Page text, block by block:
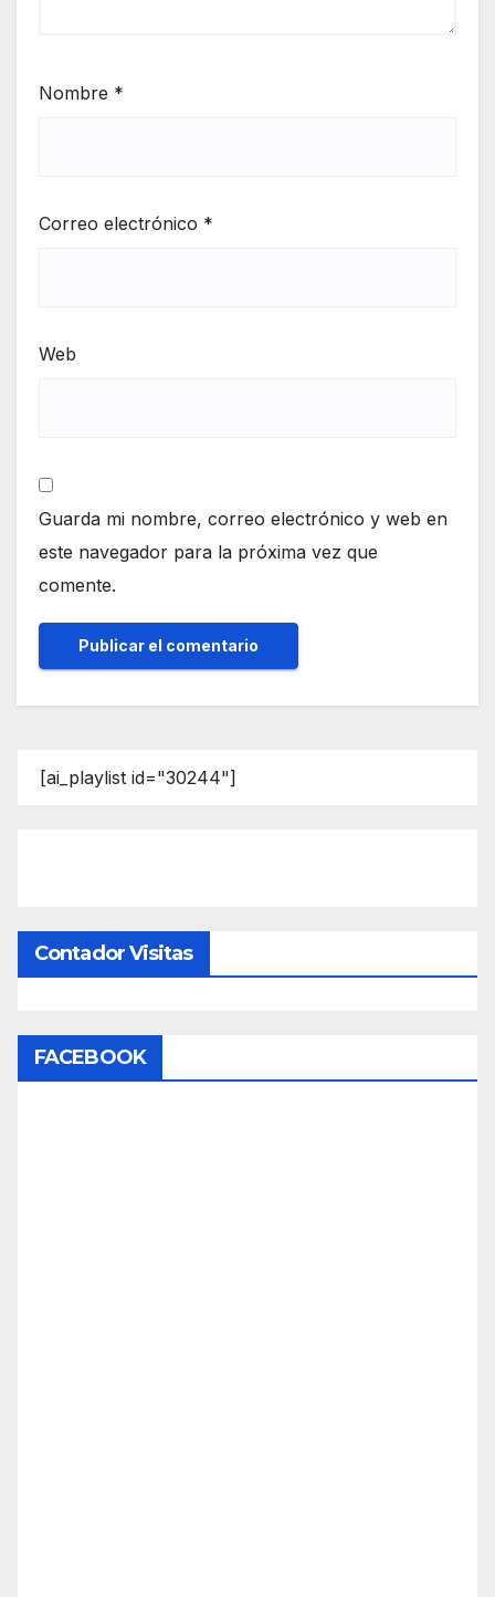
Nombre *
Correo electrónico *
Web
Guarda mi nombre, correo electrónico y web en
este navegador para la próxima vez que
comente.
[ai_playlist id="30244"]
Contador Visitas
FACEBOOK